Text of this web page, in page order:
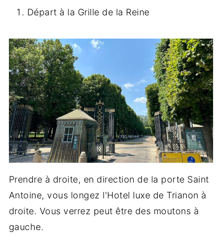
Départ à la Grille de la Reine
Prendre à droite, en direction de la porte Saint
Antoine, vous longez l'Hotel luxe de Trianon à
droite. Vous verrez peut être des moutons à
gauche.